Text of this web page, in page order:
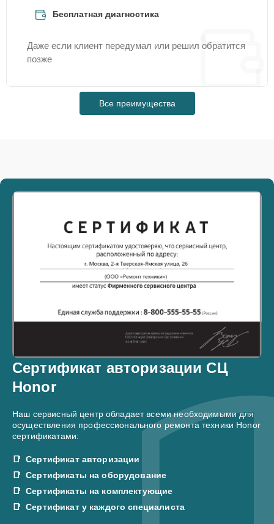
Бесплатная диагностика
Даже если клиент передумал или решил обратится
позже
Все преимущества
Сертификат авторизации СЦ
Honor
Наш сервисный центр обладает всеми необходимыми для
осуществления профессионального ремонта техники Honor
сертификатами:
Сертификат авторизации
Сертификаты на оборудование
Сертификаты на комплектующие
Сертификат у каждого специалиста